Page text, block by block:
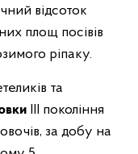
відсоток
площ посівів
ріпаку.
та
ІІІ покоління
за добу на